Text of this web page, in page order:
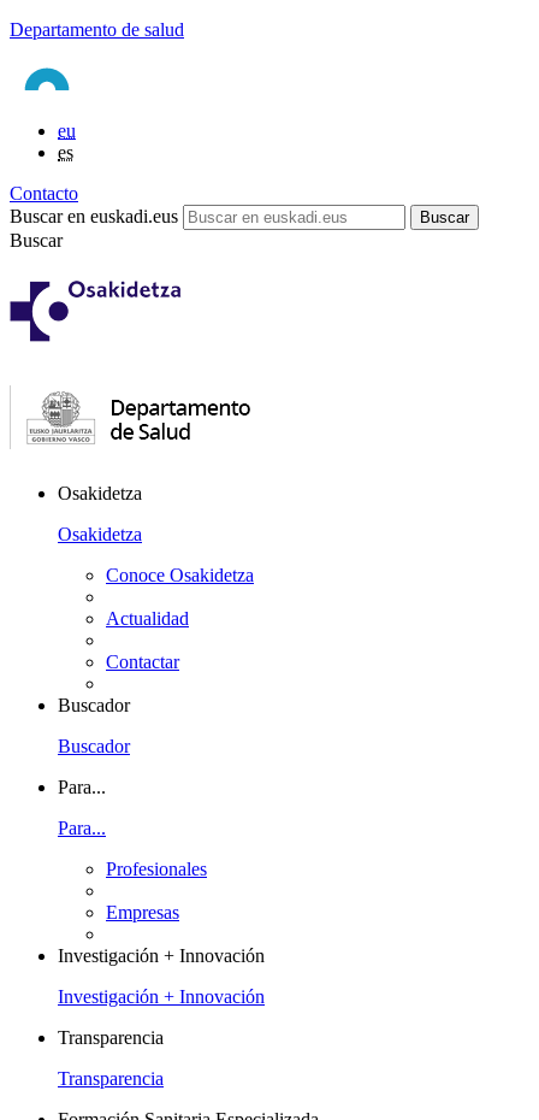
Departamento de salud
eu
es
Contacto
Buscar en euskadi.eus
Buscar
Osakidetza
Osakidetza
Conoce Osakidetza
Actualidad
Contactar
Buscador
Buscador
Para...
Para...
Profesionales
Empresas
Investigación + Innovación
Investigación + Innovación
Transparencia
Transparencia